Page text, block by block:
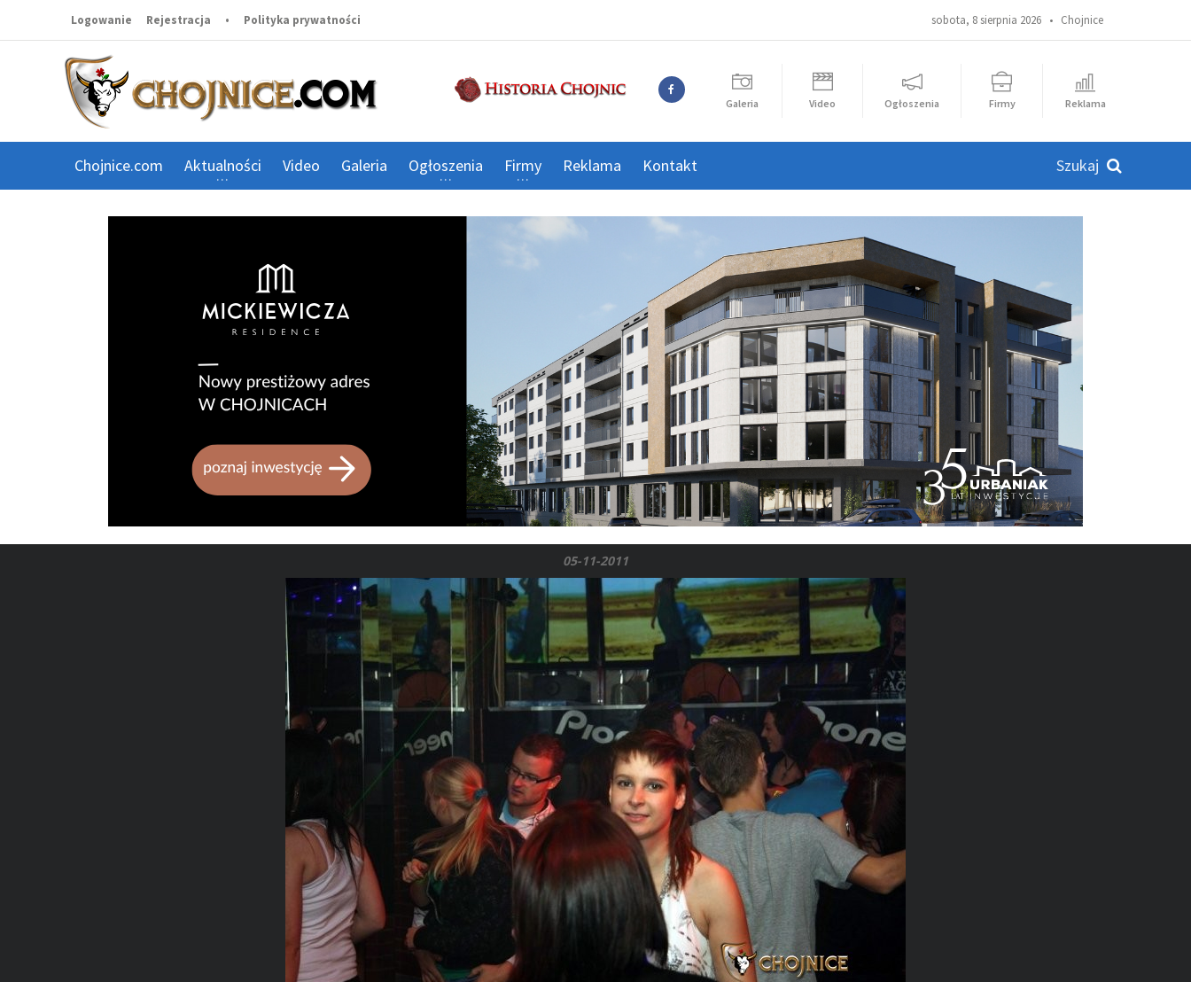
sobota, 8 sierpnia 2026 • Chojnice
Logowanie Rejestracja • Polityka prywatności
Galeria Video Ogłoszenia Firmy Reklama
Chojnice.com Aktualności Video Galeria Ogłoszenia Firmy Reklama Kontakt
05-11-2011